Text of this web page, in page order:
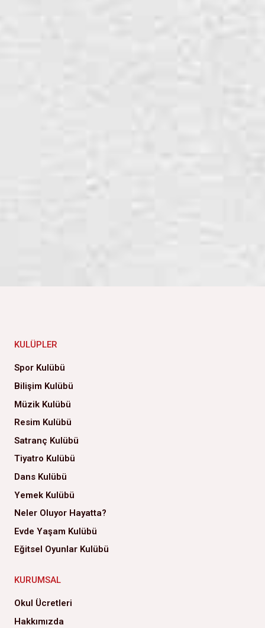
KULÜPLER
Spor Kulübü
Bilişim Kulübü
Müzik Kulübü
Resim Kulübü
Satranç Kulübü
Tiyatro Kulübü
Dans Kulübü
Yemek Kulübü
Neler Oluyor Hayatta?
Evde Yaşam Kulübü
Eğitsel Oyunlar Kulübü
KURUMSAL
Okul Ücretleri
Hakkımızda